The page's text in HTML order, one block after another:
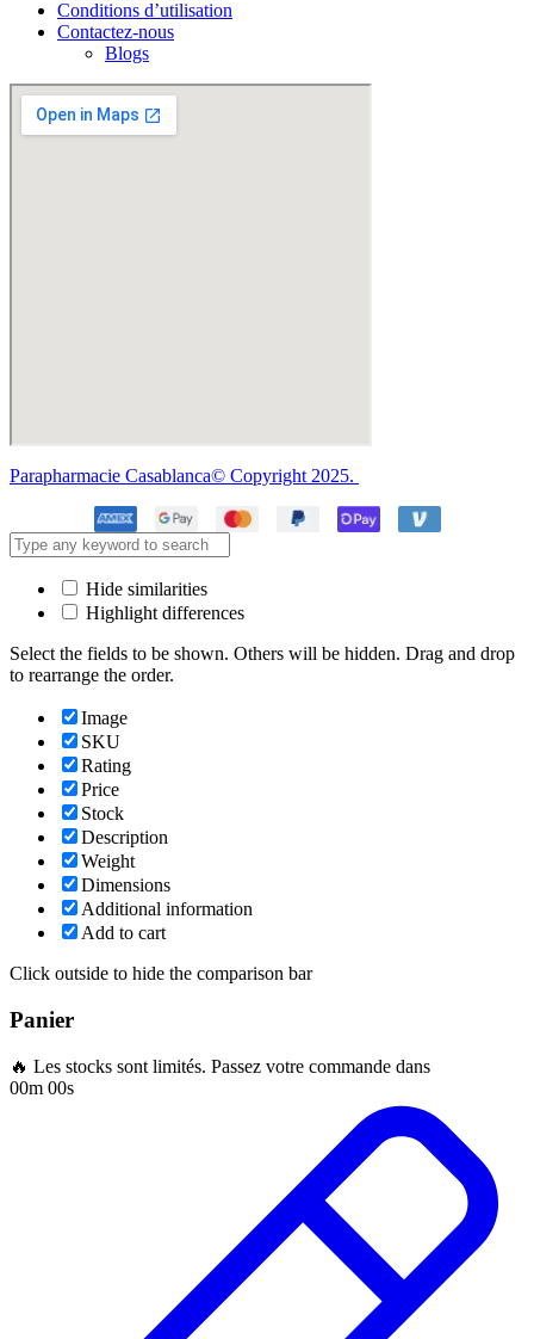
Conditions d’utilisation
Contactez-nous
Blogs
Parapharmacie Casablanca© Copyright 2025.
Hide similarities
Highlight differences
Select the fields to be shown. Others will be hidden. Drag and drop
to rearrange the order.
Image
SKU
Rating
Price
Stock
Description
Weight
Dimensions
Additional information
Add to cart
Click outside to hide the comparison bar
Panier
🔥 Les stocks sont limités. Passez votre commande dans
00m 00s